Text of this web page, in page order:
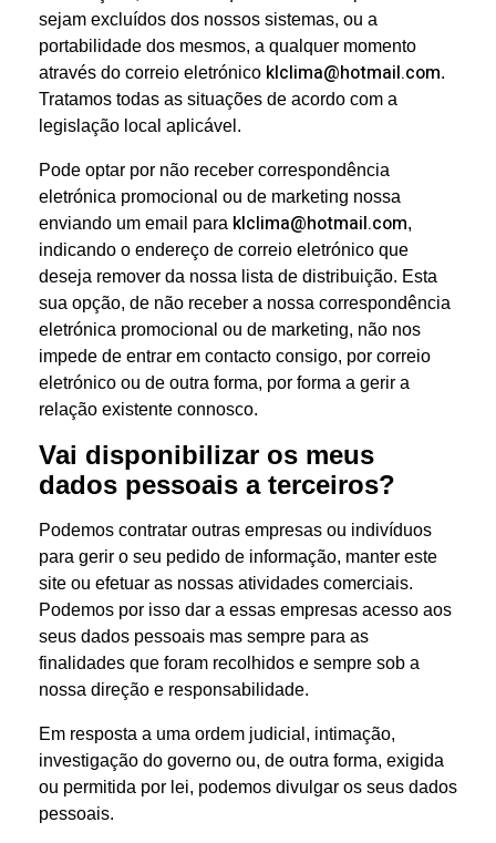
sejam excluídos dos nossos sistemas, ou a
portabilidade dos mesmos, a qualquer momento
através do correio eletrónico klclima@hotmail.com.
Tratamos todas as situações de acordo com a
legislação local aplicável.
Pode optar por não receber correspondência
eletrónica promocional ou de marketing nossa
enviando um email para klclima@hotmail.com,
indicando o endereço de correio eletrónico que
deseja remover da nossa lista de distribuição. Esta
sua opção, de não receber a nossa correspondência
eletrónica promocional ou de marketing, não nos
impede de entrar em contacto consigo, por correio
eletrónico ou de outra forma, por forma a gerir a
relação existente connosco.
Vai disponibilizar os meus
dados pessoais a terceiros?
Podemos contratar outras empresas ou indivíduos
para gerir o seu pedido de informação, manter este
site ou efetuar as nossas atividades comerciais.
Podemos por isso dar a essas empresas acesso aos
seus dados pessoais mas sempre para as
finalidades que foram recolhidos e sempre sob a
nossa direção e responsabilidade.
Em resposta a uma ordem judicial, intimação,
investigação do governo ou, de outra forma, exigida
ou permitida por lei, podemos divulgar os seus dados
pessoais.